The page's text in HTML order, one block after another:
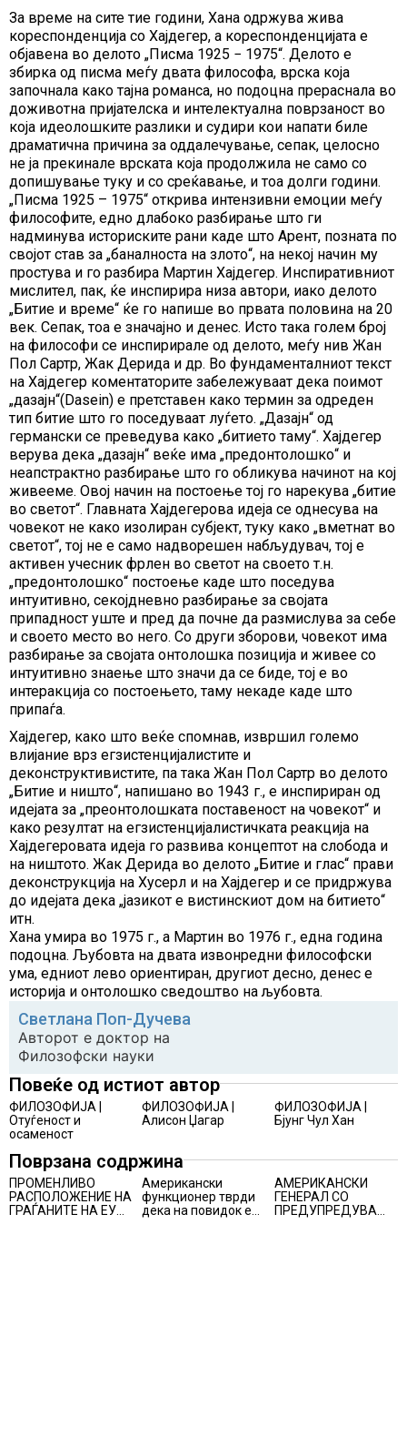
За време на сите тие години, Хана одржува жива
кореспонденција со Хајдегер, а кореспонденцијата е
објавена во делото „Писма 1925 − 1975“. Делото е
збирка од писма меѓу двата философа, врска која
започнала како тајна романса, но подоцна прераснала во
доживотна пријателска и интелектуална поврзаност во
која идеолошките разлики и судири кои напати биле
драматична причина за оддалечување, сепак, целосно
не ја прекинале врската која продолжила не само со
допишување туку и со среќавање, и тоа долги години.
„Писма 1925 – 1975“ открива интензивни емоции меѓу
философите, едно длабоко разбирање што ги
надминува историските рани каде што Арент, позната по
својот став за „баналноста на злото“, на некој начин му
простува и го разбира Мартин Хајдегер. Инспиративниот
мислител, пак, ќе инспирира низа автори, иако делото
„Битие и време“ ќе го напише во првата половина на 20
век. Сепак, тоа е значајно и денес. Исто така голем број
на философи се инспирирале од делото, меѓу нив Жан
Пол Сартр, Жак Дерида и др. Во фундаменталниот текст
на Хајдегер коментаторите забележуваат дека поимот
„дазајн“(Dasein) е претставен како термин за одреден
тип битие што го поседуваат луѓето. „Дазајн“ од
германски се преведува како „битието таму“. Хајдегер
верува дека „дазајн“ веќе има „предонтолошко“ и
неапстрактно разбирање што го обликува начинот на кој
живееме. Овој начин на постоење тој го нарекува „битиe
во светот“. Главната Хајдегерова идеја се однесува на
човекот не како изолиран субјект, туку како „вметнат во
светот“, тој не е само надворешен набљудувач, тој е
активен учесник фрлен во светот на своето т.н.
„предонтолошко“ постоење каде што поседува
интуитивно, секојдневно разбирање за својата
припадност уште и пред да почне да размислува за себе
и своето место во него. Со други зборови, човекот има
разбирање за својата онтолошка позиција и живее со
интуитивно знаење што значи да се биде, тој е во
интеракција со постоењето, таму некаде каде што
припаѓа.
Хајдегер, како што веќе спомнав, извршил големо
влијание врз егзистенцијалистите и
деконструктивистите, па така Жан Пол Сартр во делото
„Битие и ништо“, напишано во 1943 г., е инспириран од
идејата за „преонтолошката поставеност на човекот“ и
како резултат на егзистенцијалистичката реакција на
Хајдегеровата идеја го развива концептот на слобода и
на ништото. Жак Дерида во делото „Битие и глас“ прави
деконструкција на Хусерл и на Хајдегер и се придржува
до идејата дека „јазикот е вистинскиот дом на битието“
итн.
Хана умира во 1975 г., а Мартин во 1976 г., една година
подоцна. Љубовта на двата извонредни философски
ума, едниот лево ориентиран, другиот десно, денес е
историја и онтолошко сведоштво на љубовта.
Светлана Поп-Дучева
Авторот е доктор на
Филозофски науки
Повеќе од истиот автор
ФИЛОЗОФИЈА |
Отуѓеност и
осаменост
ФИЛОЗОФИЈА |
Алисон Џагар
ФИЛОЗОФИЈА |
Бјунг Чул Хан
Поврзана содржина
ПРОМЕНЛИВО
РАСПОЛОЖЕНИЕ НА
ГРАЃАНИТЕ НА ЕУ
Американски
функционер тврди
дека на повидок е
АМЕРИКАНСКИ
ГЕНЕРАЛ СО
ПРЕДУПРЕДУВАЊЕ